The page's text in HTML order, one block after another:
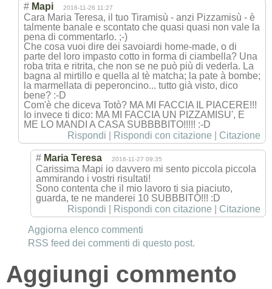
# Mapi 2016-11-26 11:27
Cara Maria Teresa, il tuo Tiramisù - anzi Pizzamisù - è
talmente banale e scontato che quasi quasi non vale la
pena di commentarlo. ;-)
Che cosa vuoi dire dei savoiardi home-made, o di
parte del loro impasto cotto in forma di ciambella? Una
roba trita e ritrita, che non se ne può più di vederla. La
bagna al mirtillo e quella al tè matcha; la pate à bombe;
la marmellata di peperoncino... tutto già visto, dico
bene? :-D
Com'è che diceva Totò? MA MI FACCIA IL PIACERE!!!
Io invece ti dico: MA MI FACCIA UN PIZZAMISU', E
ME LO MANDI A CASA SUBBBBITO!!!!! :-D
Rispondi
Rispondi con citazione Citazione
# Maria Teresa 2016-11-27 09:35
Carissima Mapi io davvero mi sento piccola piccola
ammirando i vostri risultati!
Sono contenta che il mio lavoro ti sia piaciuto,
guarda, te ne manderei 10 SUBBBITO!!! :D
Rispondi
Rispondi con citazione
Citazione
Aggiorna elenco commenti
RSS feed dei commenti di questo post.
Aggiungi commento